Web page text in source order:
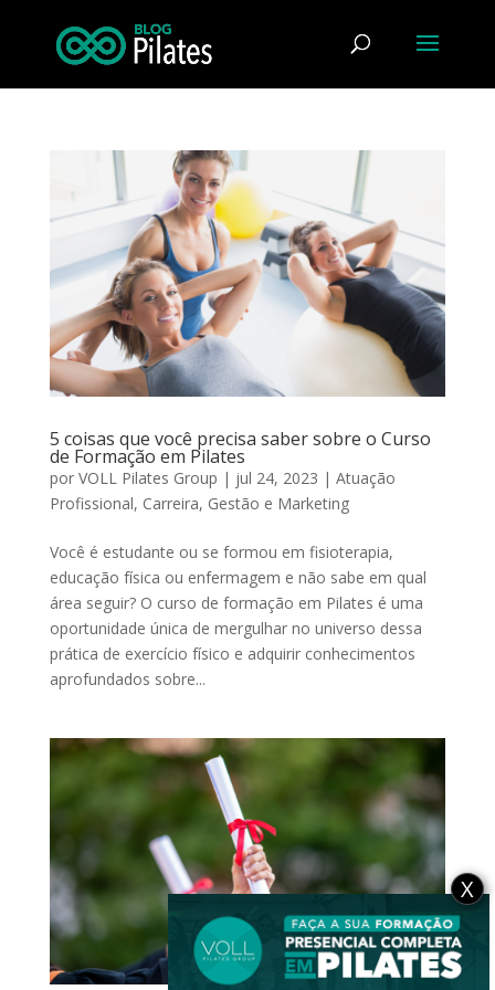
5 coisas que você precisa saber sobre o Curso
de Formação em Pilates
por VOLL Pilates Group | jul 24, 2023 | Atuação
Profissional, Carreira, Gestão e Marketing
Você é estudante ou se formou em fisioterapia,
educação física ou enfermagem e não sabe em qual
área seguir? O curso de formação em Pilates é uma
oportunidade única de mergulhar no universo dessa
prática de exercício físico e adquirir conhecimentos
aprofundados sobre...
X